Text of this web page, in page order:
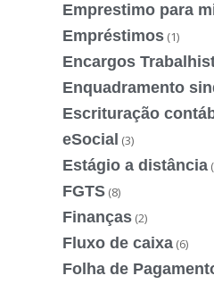
Emprestimo para
Empréstimos (1)
Encargos
Enquadramento
Escrituração
eSocial (3)
Estágio a distância
FGTS (8)
Finanças (2)
Fluxo de caixa (6)
Folha de